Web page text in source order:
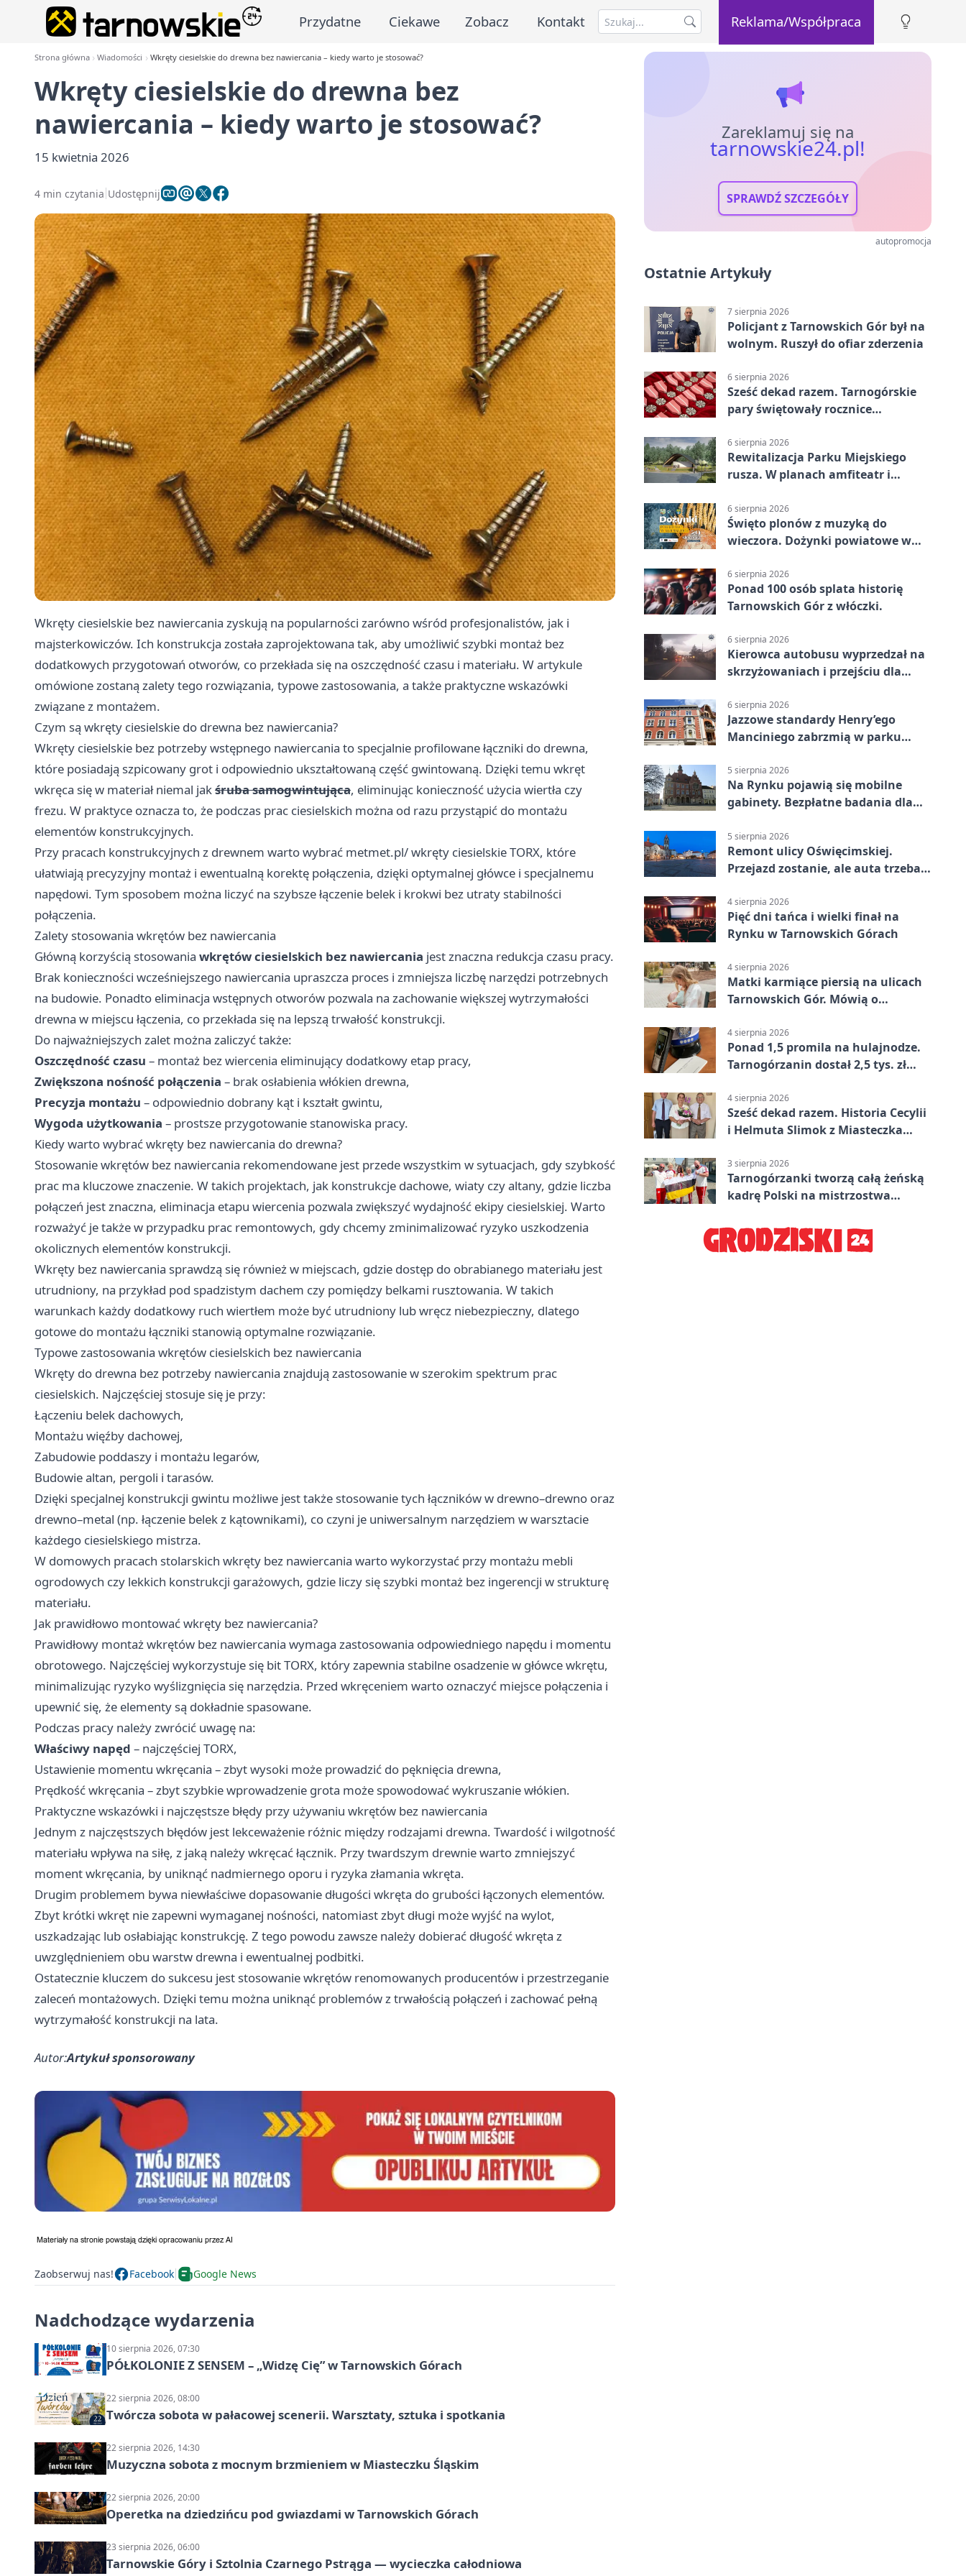
Przydatne Ciekawe Zobacz Kontakt Reklama/Współpraca
Strona główna Wiadomości Wkręty ciesielskie do drewna bez nawiercania – kiedy warto je stosować?
Wkręty ciesielskie do drewna bez
nawiercania – kiedy warto je stosować?
15 kwietnia 2026
4 min czytania Udostępnij
Wkręty ciesielskie bez nawiercania zyskują na popularności zarówno wśród profesjonalistów, jak i
majsterkowiczów. Ich konstrukcja została zaprojektowana tak, aby umożliwić szybki montaż bez
dodatkowych przygotowań otworów, co przekłada się na oszczędność czasu i materiału. W artykule
omówione zostaną zalety tego rozwiązania, typowe zastosowania, a także praktyczne wskazówki
związane z montażem.
Czym są wkręty ciesielskie do drewna bez nawiercania?
Wkręty ciesielskie bez potrzeby wstępnego nawiercania to specjalnie profilowane łączniki do drewna,
które posiadają szpicowany grot i odpowiednio ukształtowaną część gwintowaną. Dzięki temu wkręt
wkręca się w materiał niemal jakśruba samogwintująca, eliminując konieczność użycia wiertła czy
frezu. W praktyce oznacza to, że podczas prac ciesielskich można od razu przystąpić do montażu
elementów konstrukcyjnych.
Przy pracach konstrukcyjnych z drewnem warto wybrać metmet.pl/wkręty ciesielskie TORX, które
ułatwiają precyzyjny montaż i ewentualną korektę połączenia, dzięki optymalnej główce i specjalnemu
napędowi. Tym sposobem można liczyć na szybsze łączenie belek i krokwi bez utraty stabilności
połączenia.
Zalety stosowania wkrętów bez nawiercania
Główną korzyścią stosowania wkrętów ciesielskich bez nawiercania jest znaczna redukcja czasu pracy.
Brak konieczności wcześniejszego nawiercania upraszcza proces i zmniejsza liczbę narzędzi potrzebnych
na budowie. Ponadto eliminacja wstępnych otworów pozwala na zachowanie większej wytrzymałości
drewna w miejscu łączenia, co przekłada się na lepszą trwałość konstrukcji.
Do najważniejszych zalet można zaliczyć także:
Oszczędność czasu – montaż bez wiercenia eliminujący dodatkowy etap pracy,
Zwiększona nośność połączenia – brak osłabienia włókien drewna,
Precyzja montażu – odpowiednio dobrany kąt i kształt gwintu,
Wygoda użytkowania – prostsze przygotowanie stanowiska pracy.
Kiedy warto wybrać wkręty bez nawiercania do drewna?
Stosowanie wkrętów bez nawiercania rekomendowane jest przede wszystkim w sytuacjach, gdy szybkość
prac ma kluczowe znaczenie. W takich projektach, jak konstrukcje dachowe, wiaty czy altany, gdzie liczba
połączeń jest znaczna, eliminacja etapu wiercenia pozwala zwiększyć wydajność ekipy ciesielskiej. Warto
rozważyć je także w przypadku prac remontowych, gdy chcemy zminimalizować ryzyko uszkodzenia
okolicznych elementów konstrukcji.
Wkręty bez nawiercania sprawdzą się również w miejscach, gdzie dostęp do obrabianego materiału jest
utrudniony, na przykład pod spadzistym dachem czy pomiędzy belkami rusztowania. W takich
warunkach każdy dodatkowy ruch wiertłem może być utrudniony lub wręcz niebezpieczny, dlatego
gotowe do montażu łączniki stanowią optymalne rozwiązanie.
Typowe zastosowania wkrętów ciesielskich bez nawiercania
Wkręty do drewna bez potrzeby nawiercania znajdują zastosowanie w szerokim spektrum prac
ciesielskich. Najczęściej stosuje się je przy:
Łączeniu belek dachowych,
Mon­tażu więźby dachowej,
Zabudowie poddaszy i montażu legarów,
Budowie altan, pergoli i tarasów.
Dzięki specjalnej konstrukcji gwintu możliwe jest także stosowanie tych łączników w drewno–drewno oraz
drewno–metal (np. łączenie belek z kątownikami), co czyni je uniwersalnym narzędziem w warsztacie
każdego ciesielskiego mistrza.
W domowych pracach stolarskich wkręty bez nawiercania warto wykorzystać przy montażu mebli
ogrodowych czy lekkich konstrukcji garażowych, gdzie liczy się szybki montaż bez ingerencji w strukturę
materiału.
Jak prawidłowo montować wkręty bez nawiercania?
Prawidłowy montaż wkrętów bez nawiercania wymaga zastosowania odpowiedniego napędu i momentu
obrotowego. Najczęściej wykorzystuje się bit TORX, który zapewnia stabilne osadzenie w główce wkrętu,
minimalizując ryzyko wyślizgnięcia się narzędzia. Przed wkręceniem warto oznaczyć miejsce połączenia i
upewnić się, że elementy są dokładnie spasowane.
Podczas pracy należy zwrócić uwagę na:
Właściwy napęd – najczęściej TORX,
Ustawienie momentu wkręcania – zbyt wysoki może prowadzić do pęknięcia drewna,
Prędkość wkręcania – zbyt szybkie wprowadzenie grota może spowodować wykruszanie włókien.
Praktyczne wskazówki i najczęstsze błędy przy używaniu wkrętów bez nawiercania
Jednym z najczęstszych błędów jest lekceważenie różnic między rodzajami drewna. Twardość i wilgotność
materiału wpływa na siłę, z jaką należy wkręcać łącznik. Przy twardszym drewnie warto zmniejszyć
moment wkręcania, by uniknąć nadmiernego oporu i ryzyka złamania wkręta.
Drugim problemem bywa niewłaściwe dopasowanie długości wkręta do grubości łączonych elementów.
Zbyt krótki wkręt nie zapewni wymaganej nośności, natomiast zbyt długi może wyjść na wylot,
uszkadzając lub osłabiając konstrukcję. Z tego powodu zawsze należy dobierać długość wkręta z
uwzględnieniem obu warstw drewna i ewentualnej podbitki.
Ostatecznie kluczem do sukcesu jest stosowanie wkrętów renomowanych producentów i przestrzeganie
zaleceń montażowych. Dzięki temu można uniknąć problemów z trwałością połączeń i zachować pełną
wytrzymałość konstrukcji na lata.
Autor:Artykuł sponsorowany
Zaobserwuj nas! Facebook Google News
Nadchodzące wydarzenia
10 sierpnia 2026, 07:30
PÓŁKOLONIE Z SENSEM – „Widzę Cię” w Tarnowskich Górach
22 sierpnia 2026, 08:00
Twórcza sobota w pałacowej scenerii. Warsztaty, sztuka i spotkania
22 sierpnia 2026, 14:30
Muzyczna sobota z mocnym brzmieniem w Miasteczku Śląskim
22 sierpnia 2026, 20:00
Operetka na dziedzińcu pod gwiazdami w Tarnowskich Górach
23 sierpnia 2026, 06:00
Tarnowskie Góry i Sztolnia Czarnego Pstrąga — wycieczka całodniowa
Zareklamuj się na
tarnowskie24.pl!
SPRAWDŹ SZCZEGÓŁY
autopromocja
Ostatnie Artykuły
7 sierpnia 2026
Policjant z Tarnowskich Gór był na
wolnym. Ruszył do ofiar zderzenia
6 sierpnia 2026
Sześć dekad razem. Tarnogórskie
pary świętowały rocznice
6 sierpnia 2026
Rewitalizacja Parku Miejskiego
rusza. W planach amfiteatr i
6 sierpnia 2026
Święto plonów z muzyką do
wieczora. Dożynki powiatowe w
6 sierpnia 2026
Ponad 100 osób splata historię
Tarnowskich Gór z włóczki.
6 sierpnia 2026
Kierowca autobusu wyprzedzał na
skrzyżowaniach i przejściu dla
6 sierpnia 2026
Jazzowe standardy Henry’ego
Manciniego zabrzmią w parku
5 sierpnia 2026
Na Rynku pojawią się mobilne
gabinety. Bezpłatne badania dla
5 sierpnia 2026
Remont ulicy Oświęcimskiej.
Przejazd zostanie, ale auta trzeba
4 sierpnia 2026
Pięć dni tańca i wielki finał na
Rynku w Tarnowskich Górach
4 sierpnia 2026
Matki karmiące piersią na ulicach
Tarnowskich Gór. Mówią o
4 sierpnia 2026
Ponad 1,5 promila na hulajnodze.
Tarnogórzanin dostał 2,5 tys. zł
4 sierpnia 2026
Sześć dekad razem. Historia Cecylii
i Helmuta Slimok z Miasteczka
3 sierpnia 2026
Tarnogórzanki tworzą całą żeńską
kadrę Polski na mistrzostwa